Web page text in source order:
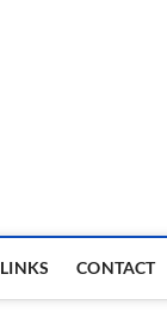
LINKS CONTACT